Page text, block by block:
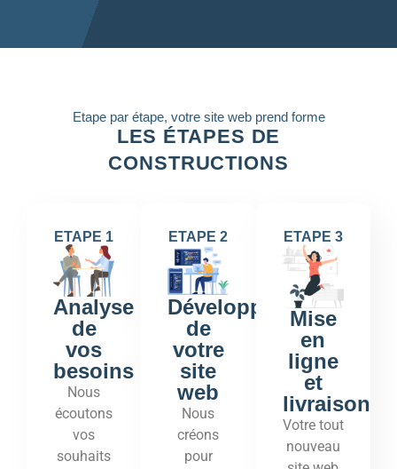
Etape par étape, votre site web prend forme
LES ÉTAPES DE
CONSTRUCTIONS
ETAPE 1
Analyse
de
vos
besoins
Nous
écoutons
vos
souhaits
ETAPE 2
Développement
de
votre
site
web
Nous
créons
pour
ETAPE 3
Mise
en
ligne
et
livraison
Votre tout
nouveau